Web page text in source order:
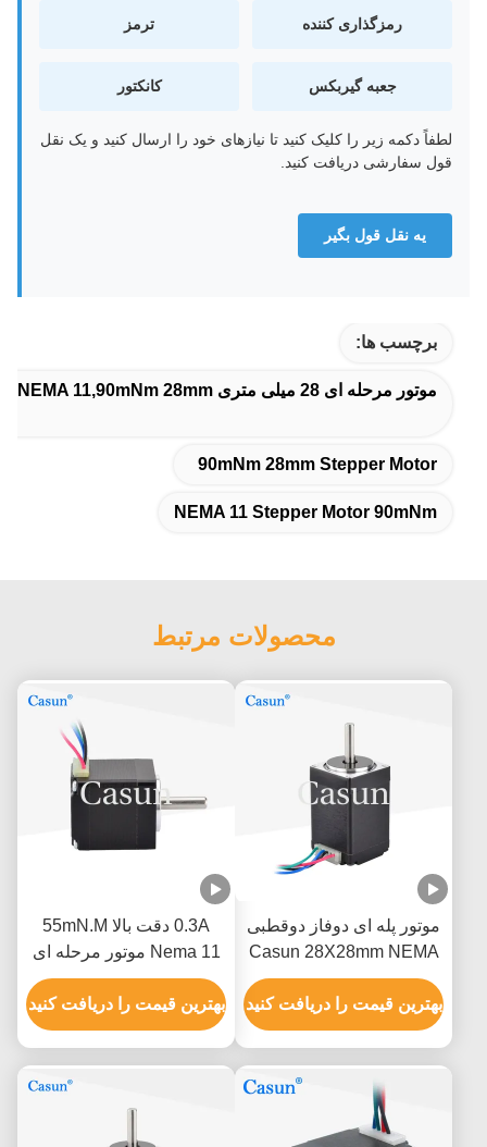
رمزگذاری کننده ترمز
جعبه گیربکس کانکتور
لطفاً دکمه زیر را کلیک کنید تا نیازهای خود را ارسال کنید و یک نقل
قول سفارشی دریافت کنید.
يه نقل قول بگير
برچسب ها:
موتور مرحله ای 28 میلی متری NEMA 11,90mNm 28mm موتور مرحله ای,NEMA 11 موتور مرحله ای 90mNm
90mNm 28mm Stepper Motor
NEMA 11 Stepper Motor 90mNm
محصولات مرتبط
موتور پله ای دوفاز دوقطبی
Casun 28X28mm NEMA
11 Stepper Motor 0.67A
بهترین قیمت را دریافت کنید
0.3A دقت بالا 55mN.M
Nema 11 موتور مرحله ای
برای ابزار اندازه گیری
هماهنگ
بهترین قیمت را دریافت کنید